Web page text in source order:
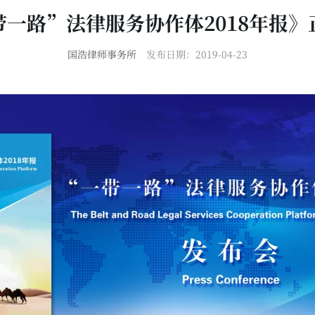
路”法律服务协作体2018年报》
国浩律师事务所 发布日期：2019-04-23